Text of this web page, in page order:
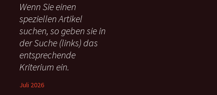
n
n
a
c
:
Wenn Sie einen
speziellen Artikel
suchen, so geben sie in
der Suche (links) das
entsprechende
Kriterium ein.
Juli 2026